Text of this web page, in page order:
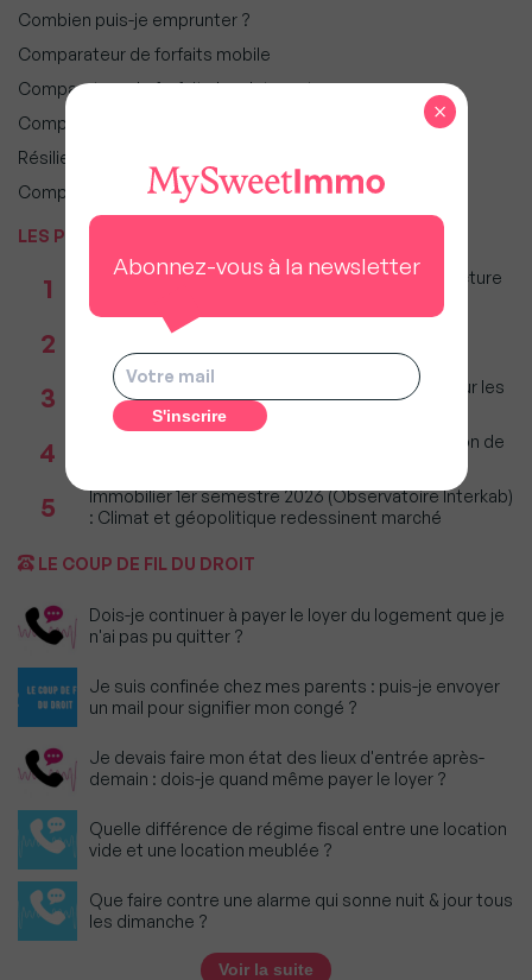
Combien puis-je emprunter ?
Comparateur de forfaits mobile
Comparateur de forfaits box Internet
Comparateur d’offres déménagement
Résiliez vos abonnements facilement
Comparateur d’assurances
LES PLUS POPULAIRES
1
Taxe foncière 2026 : Ces grandes villes où la facture
2
Réseau immobilier : iad franchit le cap des 600
millions d'euros de chiffre d'affaires
3
Immobilier : Ce que l’AI Act change vraiment pour les
agences depuis le 2 août 2026
4
Incendies : Quels sont vos droits si votre location de
5
Immobilier 1er semestre 2026 (Observatoire Interkab)
: Climat et géopolitique redessinent marché
LE COUP DE FIL DU DROIT
Dois-je continuer à payer le loyer du logement que je
n'ai pas pu quitter ?
Je suis confinée chez mes parents : puis-je envoyer
un mail pour signifier mon congé ?
Je devais faire mon état des lieux d'entrée après-
demain : dois-je quand même payer le loyer ?
Quelle différence de régime fiscal entre une location
vide et une location meublée ?
Que faire contre une alarme qui sonne nuit & jour tous
les dimanche ?
Voir la suite
Abonnez-vous à la newsletter
×